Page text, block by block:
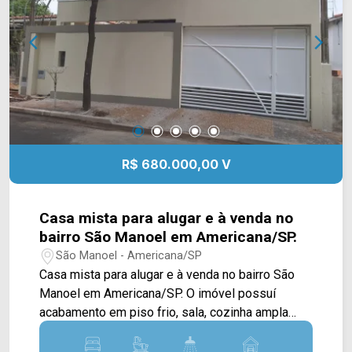
Presente em cada mudança!
R$ 680.000,00 V
Casa mista para alugar e à venda no
bairro São Manoel em Americana/SP.
São Manoel - Americana/SP
Casa mista para alugar e à venda no bairro São
Manoel em Americana/SP. O imóvel possuí
acabamento em piso frio, sala, cozinha ampla
com armários, quintal e área de serviço. 03